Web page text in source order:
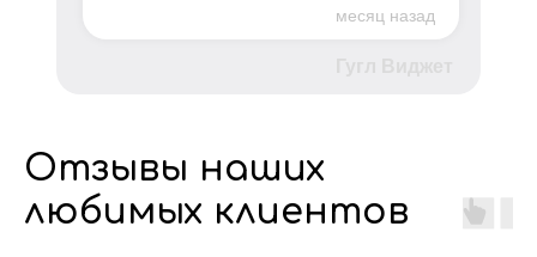
месяц назад
Отзывы наших
любимых клиентов